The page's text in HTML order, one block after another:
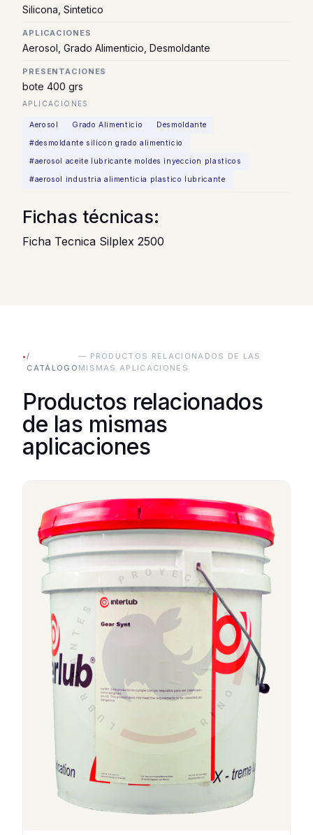
Silicona, Sintetico
APLICACIONES
Aerosol, Grado Alimenticio, Desmoldante
PRESENTACIONES
bote 400 grs
APLICACIONES
Aerosol Grado Alimenticio
Desmoldante
#desmoldante silicon grado alimenticio
#aerosol aceite lubricante moldes inyeccion plasticos
#aerosol industria alimenticia plastico lubricante
Fichas técnicas:
Ficha Tecnica Silplex 2500
•/
CATÁLOGO
— PRODUCTOS RELACIONADOS DE LAS
MISMAS APLICACIONES
Productos relacionados
de las mismas
aplicaciones